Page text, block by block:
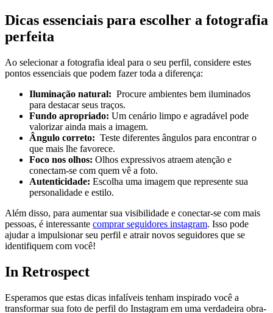
Dicas essenciais para escolher a fotografia
perfeita
Ao selecionar a fotografia ideal para o seu ⁣perfil, considere estes
pontos essenciais que podem fazer toda a diferença:
Iluminação natural: ⁣ Procure ambientes bem iluminados
para destacar seus traços.
Fundo apropriado: Um cenário limpo e agradável pode
valorizar ainda mais a imagem.
Ângulo correto: ‍ Teste diferentes ângulos para encontrar ​o
que mais lhe favorece.
Foco nos olhos: Olhos expressivos⁣ atraem atenção ‌e
conectam-se com quem vê a foto.
Autenticidade: Escolha uma imagem que represente sua
personalidade e⁣ estilo.
Além disso, para⁤ aumentar sua ‍visibilidade e ⁤conectar-se com mais
pessoas, é⁤ interessante comprar seguidores ⁣instagram. Isso pode
ajudar a impulsionar seu perfil e atrair⁣ novos seguidores que se
identifiquem com você!
In Retrospect
Esperamos⁢ que estas dicas infalíveis tenham inspirado você‌ a
transformar sua foto de perfil do Instagram em ​uma verdadeira obra-